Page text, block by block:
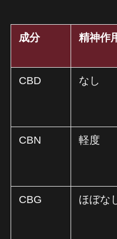
成分 精神作
CBD なし
CBN 軽度
CBG ほぼな